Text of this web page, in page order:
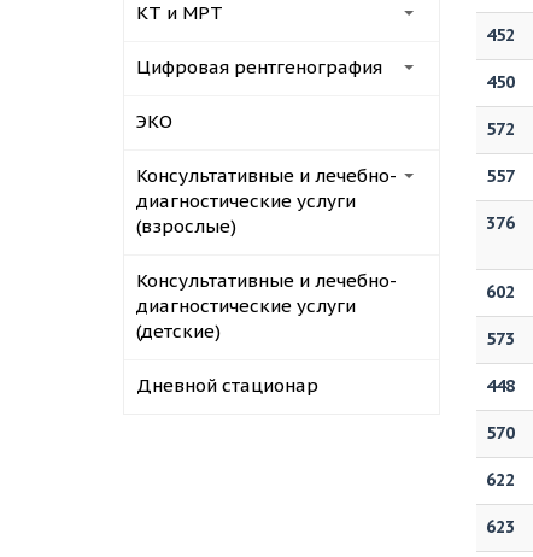
КТ и МРТ
Цифровая рентгенография
ЭКО
Консультативные и лечебно-
диагностические услуги
(взрослые)
Консультативные и лечебно-
диагностические услуги
(детские)
Дневной стационар
452
450
572
557
376
602
573
448
570
622
623